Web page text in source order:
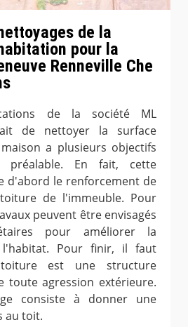
de la
pour la
Renneville Che
de la société ML
de nettoyer la surface
a plusieurs objectifs
préalable. En fait, cette
d'abord le renforcement de
de l'immeuble. Pour
peuvent être envisagés
pour améliorer la
l'habitat. Pour finir, il faut
est une structure
toute agression extérieure.
consiste à donner une
au toit.